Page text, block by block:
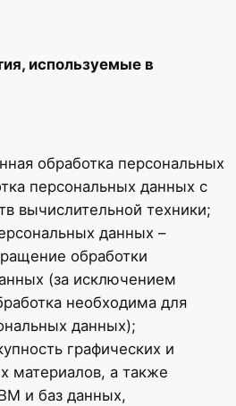
используемые в
обработка персональных
персональных данных с
вычислительной техники;
данных –
обработки
(за исключением
необходима для
данных);
графических и
материалов, а также
и баз данных,